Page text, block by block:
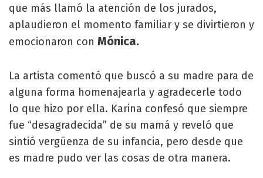
que más llamó la atención de los jurados,
aplaudieron el momento familiar y se divirtieron y
emocionaron con Mónica.
La artista comentó que buscó a su madre para de
alguna forma homenajearla y agradecerle todo
lo que hizo por ella. Karina confesó que siempre
fue “desagradecida” de su mamá y reveló que
sintió vergüenza de su infancia, pero desde que
es madre pudo ver las cosas de otra manera.